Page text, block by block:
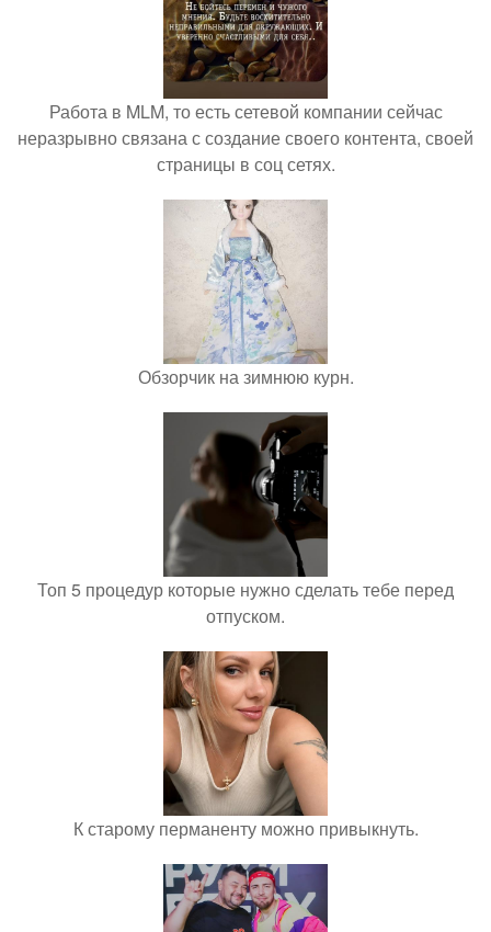
Работа в MLM, то есть сетевой компании сейчас
неразрывно связана с создание своего контента, своей
страницы в соц сетях.
Обзорчик на зимнюю курн.
Топ 5 процедур которые нужно сделать тебе перед
отпуском.
К старому перманенту можно привыкнуть.